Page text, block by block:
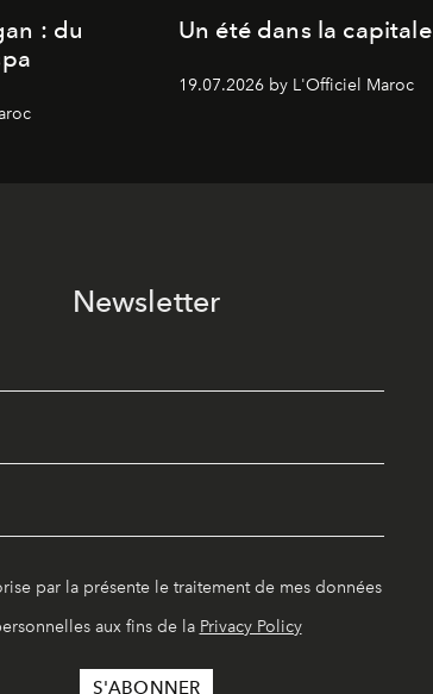
: du
Un été dans la capitale
19.07.2026 by L'Officiel Maroc
Newsletter
par la présente le traitement de mes données
aux fins de la Privacy Policy